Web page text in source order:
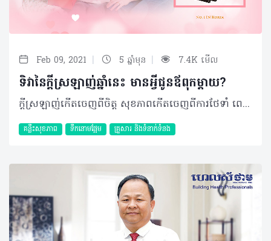
Feb 09, 2021 | 5 ឆ្នាំមុន | 7.4K មើល
ទិវានៃក្តីស្រឡាញ់ឆ្នាំនេះ មានអ្វីជូនឪពុកម្តាយ?
ក្តីស្រឡាញ់កើតចេញពីចិត្ត សុខភាពកើតចេញពីការថែទាំ ពេលវេលានៅក្បែរគ្នាបានយូរប៉ុណ្ណាអាស្រ័យទៅលើការឲ្យតម្លៃលើក្តីស្រឡាញ់ពិតប្រាកដគឺ ការផ្តល់ពេលវេលា ការយកចិត្តទុកដាក់ជាប្រចាំ និងការថែទាំសុខភាព។ ទទួលបានក្តីស្រឡាញ់បែបនេះ តើមនុស្សជាទីស្រលាញ់របស់អ្នករំភើបយ៉ាងណាទៅណ៎? តែ... ត្រូវធ្វើបែបណាទៅ? វិធីសាស្ត្រងាយៗក្នុងឱកាស Pink Day ខាងមុខនេះ អ្នកអាចជូនកាដូពិសេសមួយដល់មនុស្សជាទីស្រឡាញ់របស់អ្នក ដើម្បីបញ្ជាក់ប្រាប់ថា អ្នកពិតជាស្រឡាញ់ពួកគាត់ពិតប្រាកដ ហើយកាដូនេះនឹងជាអ្នករំលឹកអ្នក ឲ្យអ្នក បង្ហាញក្តីស្រឡាញ់ទៅពួកគាត់ជាប្រចាំ។ កាដូពិសេសនោះ អាចជាអ្វី? យើងខ្ញុំសូមណែនាំ នូវម៉ាស៊ីនវាស់ជាតិស្ករឃែរសេន (Caresens) ដែលអាចឲ្យលោកអ្នកវាស់ជាតិស្ករដោយខ្លួនឯងបាន។ ឧបករណ៍នេះ មិនមែនប្រើបានតែអ្នកដែលមានជំងឺទឹកនោមផ្អែមប៉ុណ្ណោះទេ តាយាយ ប៉ាម៉ាក់ចាស់ៗ ក៏គួរតែមានម៉ាស៊ីនប្រភេទនេះផងដែរ ដើម្បីធ្វើការតាមដានជាតិស្ករក្នុងឈាមរបស់ពួកគាត់ ហើយអាចការពារពីជំងឺទឹកនោមផ្អែមថែមទៀត។ ពេលដែលកាដូនេះទៅដល់ដៃពួកគាត់ អ្នកត្រូវឆ្លៀតពេលនៅក្បែរពួកគាត់ យកចិត្តទុកដាក់ពួកគាត់ និងថែទាំសុខភាពគាត់ជាប្រចាំ បើទោះបីជាពួកគាត់អាចប្រើម៉ាស៊ីននេះដោយខ្លួនឯងក៏ដោយ ព្រោះនេះទើបជាក្តីស្រឡាញ់ពិតប្រាកដ។ ក្រៅពីនេះ អ្នកតមអាហារដើម្បីសម្រកទម្ងន់ ក៏ត្រូវប្រុងប្រយ័ត្នលើកម្រិតជាតិស្ករក្នុងខ្លួនគាត់ដែរ ដើម្បីឲ្យការសម្រកទម្ងន់មានប្រសិទ្ធភាព និងសុវត្ថិភាព។ ក្នុងឱកាសថ្ងៃនៃក្តីស្រលាញ់នេះ ឧបករណ៍ម៉ាស៊ីនវាស់ជាតិស្ករម៉ាក CareSens ដែលជាម៉ាស៊ីនតេស្តជាតិស្ករលេខ១ មកពីប្រទេសកូរ៉េ បានរៀបចំនូវកម្មវិធីយកម៉ាស៊ីនចាស់ប្តូរម៉ាស៊ីនថ្មី ដោយលោកអ្នកគ្រាន់តែយកម៉ាស៊ីនវាស់ជាតិស្ករណាមួយក៏បាន មកប្តូរយកម៉ាស៊ីនវាស់ជាតិស្ករថ្មីម៉ាក CareSens មួយគ្រឿងដោយឥតគិតថ្លៃ។ កម្មវិធីប្តូរនេះ មាននៅតាមបណ្តាឱសថស្ថានដៃគូទូទាំងប្រទេសរបស់យើង ដូចជា៖ រាជធានីភ្នំពេញ មាននៅ ឱសថស្ថាន អរុណរស្មីថ្មី ឱសថស្ថាន សួនសុវណ្ណ ឱសថស្ថាន HELPY ឱសថស្ថាន វិសារ ឱសថស្ថាន NORM ឱសថស្ថាន ធីតាសុភ័ក្ត្រ ឱសថស្ថាន ដេវាល់ដា ឱសថស្ថាន ឌីនីកា ឱសថស្ថាន ពន្លឺបញ្ចពណ៌ ឱសថស្ថាន មេឌីធិច ឱសថស្ថាន សុភ័ក្ត្រមិត្តសែនសុខ ឱសថស្ថាន អង្គរឧត្តម ខេត្តកំពង់ចាម ឱសថស្ថាន នាគព័ន្ធ ឱសថស្ថាន អង្គរធំ ខេត្តសៀមរាប ឱសថស្ថាន ខ្មែរ អង្គរ ឱសថស្ថាន ព្រះវិហារ ឱសថស្ថាន ព្រះវិហារ ១ ឱសថស្ថាន ព្រះវិហារ ២ ខេត្តកំពត៖​ ឱសថស្ថាន រិទ្ធិយ៉ា កាន់តែអស្ចារ្យជាងនេះទៀត Caresens នឹងចាប់ឆ្នោតជូនរង្វាន់ចំនួន៥ ដែលមួយរង្វាន់ៗ គឺ ម៉ាស៊ីនតេស្តជាតិស្ករ Caresens មួយឈុត ដោយលោកអ្នកគ្រាន់តែ Like page Caresens Glucose Meter (https://www.facebook.com/caresensglucosemeter) Share Page Caresens Glucose Meter ហើយ Inbox លេខទូរស័ព្ទ និងទីតាំងរបស់លោកអ្នក នោះលោកអ្នកនឹងអាចមានឱកាសឈ្នះរង្វាន់ដោយការចាប់ឆ្នោត។ រង្វាន់នឹងប្រកាសនៅថ្ងៃទី២២ ខែកុម្ភៈ ឆ្នាំ២០២១ ក្នុង Page Caresens Glucose Meter។ ស្រឡាញ់សុខភាពអ្នក តេស្តឃែរសេន(Caresens) ជាប្រចាំ ------------------------------------------------------- ប្រសិនបើអ្នកមានទាន់ដឹងពីរបៀបប្រើប្រាស់ អាចសាកសួរតាមឱសថស្ថាន ដែលអ្នកជាវ ឬអានពីការប្រើប្រាស់នៅទីនេះ https://healthtime.tips/km/library/article/2167។ ហើយសម្រាប់ពត៌មានបន្ថែម សូមទំនាក់ទំនងមកកាន់ផេកហ្វេសប៊ុកផ្លូវការរបស់យើងខ្ញុំគឺ CareSens Glucose Meter ឬតាមតំណភ្ជាប់ https://www.facebook.com/caresensglucosemeter
គន្លឹះសុខភាព ទឹកនោមផ្អែម គ្រួសារ​ និងទំនាក់ទំនង